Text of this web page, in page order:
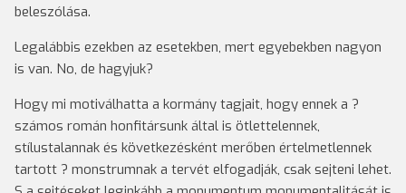
beleszólása.
Legalábbis ezekben az esetekben, mert egyebekben nagyon
is van. No, de hagyjuk?
Hogy mi motiválhatta a kormány tagjait, hogy ennek a ?
számos román honfitársunk által is ötlettelennek,
stílustalannak és következésként merőben értelmetlennek
tartott ? monstrumnak a tervét elfogadják, csak sejteni lehet.